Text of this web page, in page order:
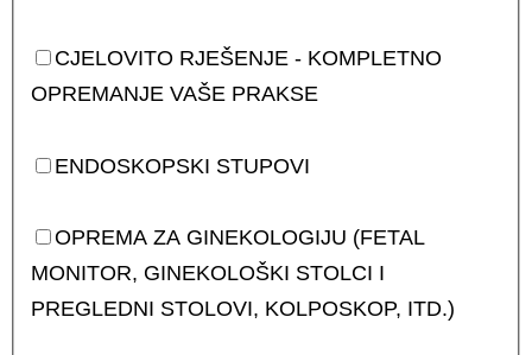
CJELOVITO RJEŠENJE - KOMPLETNO
OPREMANJE VAŠE PRAKSE
ENDOSKOPSKI STUPOVI
OPREMA ZA GINEKOLOGIJU (FETAL
MONITOR, GINEKOLOŠKI STOLCI I
PREGLEDNI STOLOVI, KOLPOSKOP, ITD.)